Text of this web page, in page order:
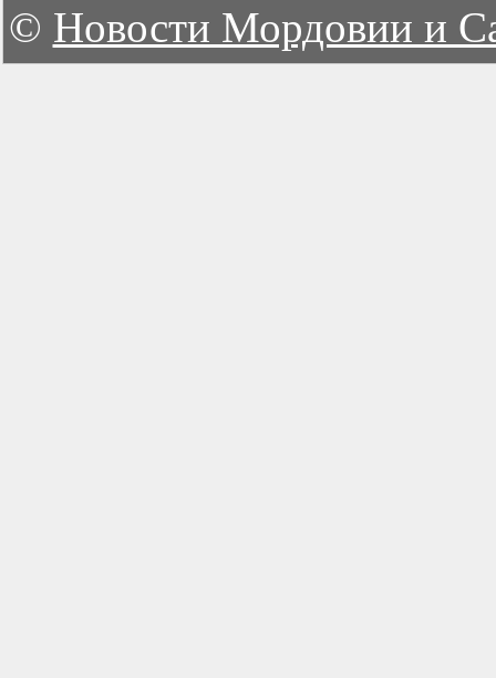
© Новости Мордовии и